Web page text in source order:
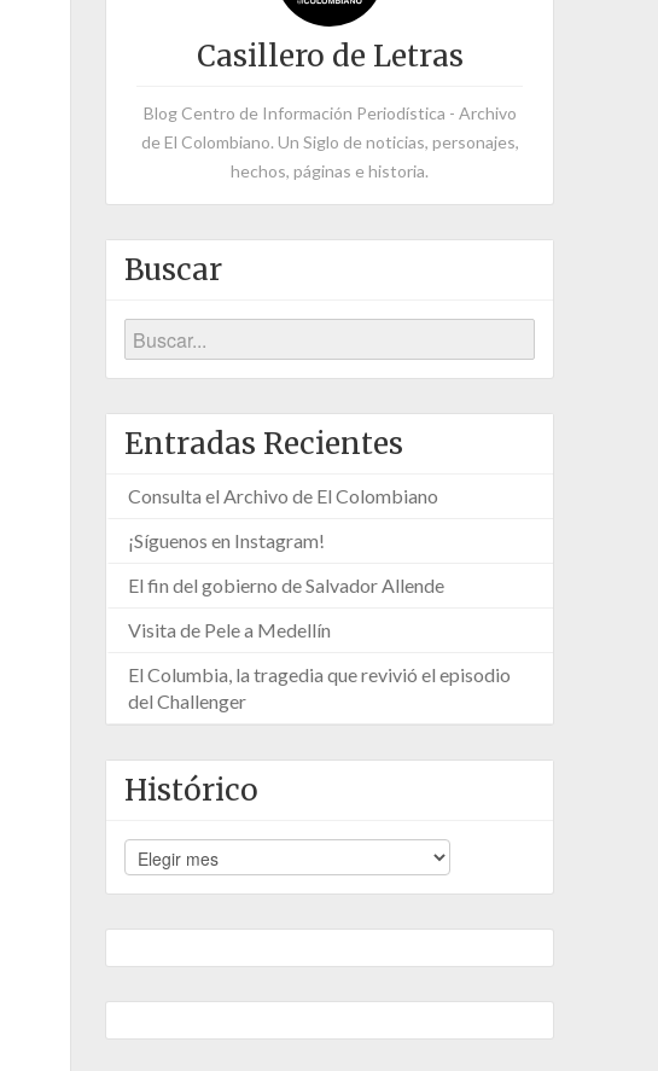
Casillero de Letras
Blog Centro de Información Periodística - Archivo
de El Colombiano. Un Siglo de noticias, personajes,
hechos, páginas e historia.
Buscar
Entradas Recientes
Consulta el Archivo de El Colombiano
¡Síguenos en Instagram!
El fin del gobierno de Salvador Allende
Visita de Pele a Medellín
El Columbia, la tragedia que revivió el episodio
del Challenger
Histórico